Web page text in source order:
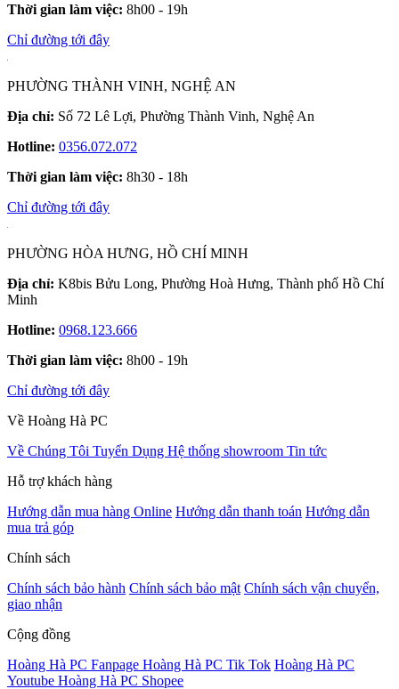
Thời gian làm việc: 8h00 - 19h
Chỉ đường tới đây
PHƯỜNG THÀNH VINH, NGHỆ AN
Địa chỉ: Số 72 Lê Lợi, Phường Thành Vinh, Nghệ An
Hotline: 0356.072.072
Thời gian làm việc: 8h30 - 18h
Chỉ đường tới đây
PHƯỜNG HÒA HƯNG, HỒ CHÍ MINH
Địa chỉ: K8bis Bửu Long, Phường Hoà Hưng, Thành phố Hồ Chí
Minh
Hotline: 0968.123.666
Thời gian làm việc: 8h00 - 19h
Chỉ đường tới đây
Về Hoàng Hà PC
Về Chúng Tôi Tuyển Dụng Hệ thống showroom Tin tức
Hỗ trợ khách hàng
Hướng dẫn mua hàng Online Hướng dẫn thanh toán Hướng dẫn
mua trả góp
Chính sách
Chính sách bảo hành Chính sách bảo mật Chính sách vận chuyển,
giao nhận
Cộng đồng
Hoàng Hà PC Fanpage Hoàng Hà PC Tik Tok Hoàng Hà PC
Youtube Hoàng Hà PC Shopee